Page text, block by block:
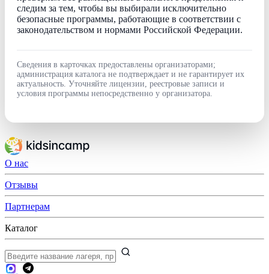
следим за тем, чтобы вы выбирали исключительно
безопасные программы, работающие в соответствии с
законодательством и нормами Российской Федерации.
Сведения в карточках предоставлены организаторами;
администрация каталога не подтверждает и не гарантирует их
актуальность. Уточняйте лицензии, реестровые записи и
условия программы непосредственно у организатора.
О нас
Отзывы
Партнерам
Каталог